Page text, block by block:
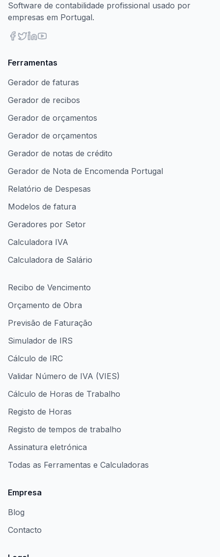
Software de contabilidade profissional usado por
empresas em Portugal.
Ferramentas
Gerador de faturas
Gerador de recibos
Gerador de orçamentos
Gerador de orçamentos
Gerador de notas de crédito
Gerador de Nota de Encomenda Portugal
Relatório de Despesas
Modelos de fatura
Geradores por Setor
Calculadora IVA
Calculadora de Salário
Recibo de Vencimento
Orçamento de Obra
Previsão de Faturação
Simulador de IRS
Cálculo de IRC
Validar Número de IVA (VIES)
Cálculo de Horas de Trabalho
Registo de Horas
Registo de tempos de trabalho
Assinatura eletrónica
Todas as Ferramentas e Calculadoras
Empresa
Blog
Contacto